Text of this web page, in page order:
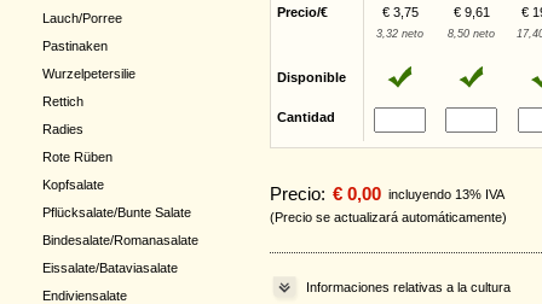
Lauch/Porree
Pastinaken
Wurzelpetersilie
Rettich
Radies
Rote Rüben
Kopfsalate
Pflücksalate/Bunte Salate
Bindesalate/Romanasalate
Eissalate/Bataviasalate
Endiviensalate
Precio/€ € 3,75 € 9,61 €
3,32 neto 8,50 neto
Disponible
Cantidad
Precio: € 0,00 incluyendo 13% IVA
(Precio se actualizará automáticamente)
Informaciones relativas a la cultura